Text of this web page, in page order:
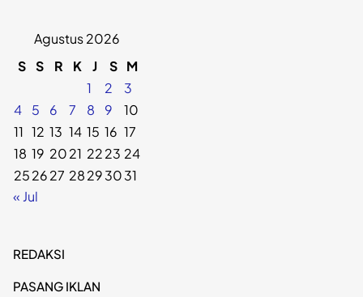
Agustus 2026
S S R K J S M
1
2
3
4
5 6 7 8 9
10
11 12 13 14 15 16 17
18 19 2021 2223 24
252627 28293031
« Jul
REDAKSI
PASANG IKLAN